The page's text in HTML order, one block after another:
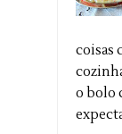
coisas
o bolo